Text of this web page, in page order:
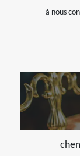
à nous